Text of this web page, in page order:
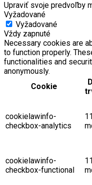
Upraviť svoje predvoľby
Vyžadované
Vyžadované
Vždy zapnuté
Necessary cookies are
to function properly.
functionalities and
anonymously.
Cookie
cookielawinfo-
checkbox-analytics
11
cookielawinfo-
checkbox-functional
11